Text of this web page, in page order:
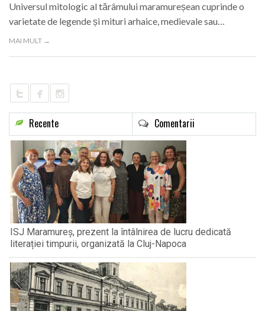
Universul mitologic al tărâmului maramureșean cuprinde o
varietate de legende și mituri arhaice, medievale sau…
MAI MULT →
Recente Comentarii
ISJ Maramureș, prezent la întâlnirea de lucru dedicată
literației timpurii, organizată la Cluj-Napoca